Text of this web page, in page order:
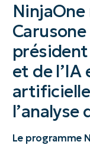
et de l’IA
Le programme